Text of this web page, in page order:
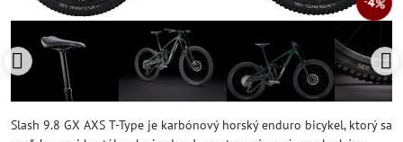
Slash 9.8 GX AXS T-Type je karbónový horský enduro bicykel, ktorý sa